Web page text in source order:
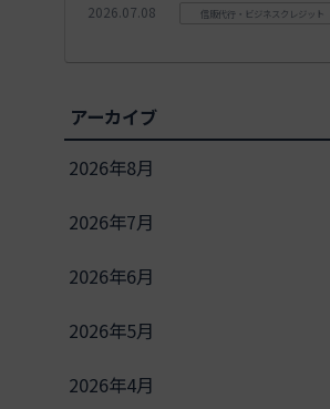
2026.07.08 信販代行・ビジネスクレジット
アーカイブ
2026年8月
2026年7月
2026年6月
2026年5月
2026年4月